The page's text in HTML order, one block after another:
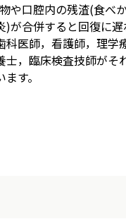
や口腔内の残渣(食べ
合併すると回復に遅
医師，看護師，理学
，臨床検査技師がそ
す。